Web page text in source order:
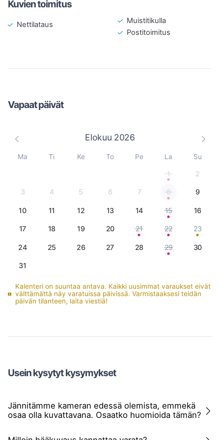
Kuvien toimitus
Nettilataus
Muistitikulla
Postitoimitus
Vapaat päivät
Elokuu 2026
Ma Ti Ke To Pe La Su
1 2
3 4 5 6 7 8 9
10 11 12 13 14 15 16
17 18 19 20 21 22 23
24 25 26 27 28 29 30
31
Kalenteri on suuntaa antava. Kaikki uusimmat varaukset eivät
välttämättä näy varatuissa päivissä. Varmistaaksesi teidän
päivän tilanteen, laita viestiä!
Usein kysytyt kysymykset
Jännitämme kameran edessä olemista, emmekä
osaa olla kuvattavana. Osaatko huomioida tämän?